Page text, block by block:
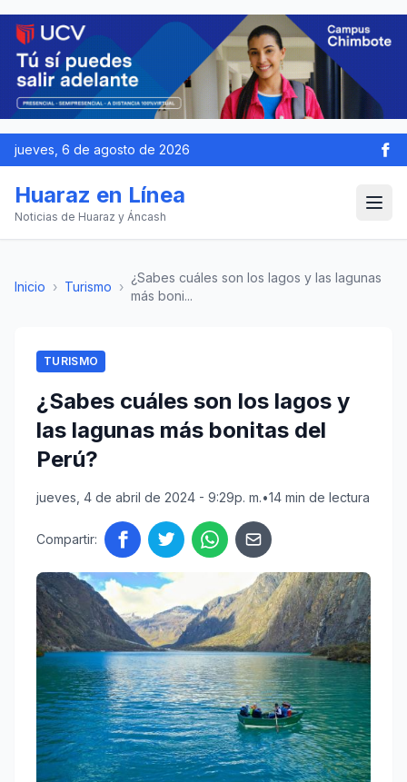
jueves, 6 de agosto de 2026
Huaraz en Línea
Noticias de Huaraz y Áncash
Inicio › Turismo ›
¿Sabes cuáles son los lagos y las lagunas
más boni...
TURISMO
¿Sabes cuáles son los lagos y
las lagunas más bonitas del
Perú?
jueves, 4 de abril de 2024 - 9:29p. m.•14 min de lectura
Compartir: